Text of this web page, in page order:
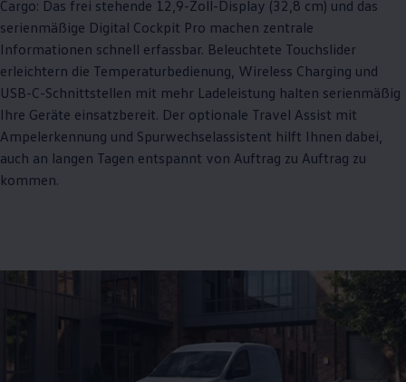
Cargo: Das frei stehende 12,9-Zoll-Display (32,8 cm) und das
serienmäßige Digital Cockpit Pro machen zentrale
Informationen schnell erfassbar. Beleuchtete Touchslider
erleichtern die Temperaturbedienung, Wireless Charging und
USB-C-Schnittstellen mit mehr Ladeleistung halten serienmäßig
Ihre Geräte einsatzbereit. Der optionale Travel Assist mit
Ampelerkennung und Spurwechselassistent hilft Ihnen dabei,
auch an langen Tagen entspannt von Auftrag zu Auftrag zu
kommen.